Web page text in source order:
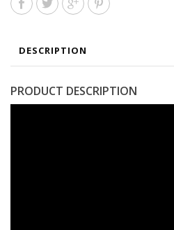
DESCRIPTION
PRODUCT DESCRIPTION